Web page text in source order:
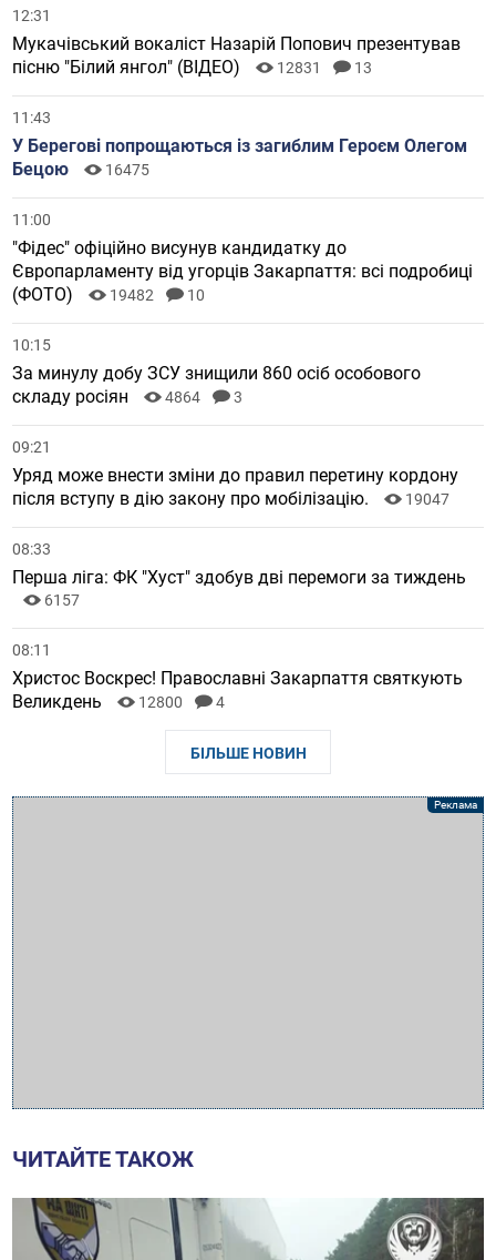
12:31
Мукачівський вокаліст Назарій Попович презентував
пісню "Білий янгол" (ВІДЕО)
12831 13
11:43
У Берегові попрощаються із загиблим Героєм Олегом
Бецою
16475
11:00
"Фідес" офіційно висунув кандидатку до
Європарламенту від угорців Закарпаття: всі подробиці
(ФОТО)
19482 10
10:15
За минулу добу ЗСУ знищили 860 осіб особового
складу росіян
4864 3
09:21
Уряд може внести зміни до правил перетину кордону
після вступу в дію закону про мобілізацію.
19047
08:33
Перша ліга: ФК "Хуст" здобув дві перемоги за тиждень
6157
08:11
Христос Воскрес! Православні Закарпаття святкують
Великдень
12800 4
БІЛЬШЕ НОВИН
ЧИТАЙТЕ ТАКОЖ